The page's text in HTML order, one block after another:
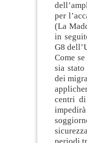
per
(La
in
G8
Come
sia
dei
centri